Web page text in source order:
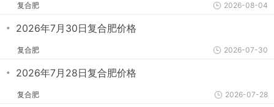
复合肥 2026-08-04
・ 2026年7月30日复合肥价格
复合肥 2026-07-30
・ 2026年7月28日复合肥价格
复合肥 2026-07-28